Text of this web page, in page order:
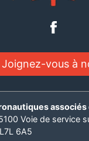
Joignez-vous à
associés
Voie de service
6A5